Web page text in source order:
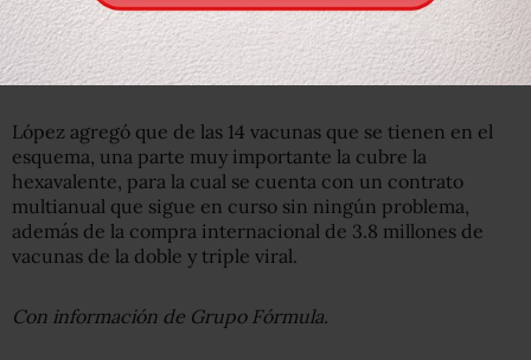
López agregó que de las 14 vacunas que se tienen en el
esquema, una parte muy importante la cubre la
hexavalente, para la cual se cuenta con un contrato
multianual que sigue en curso sin ningún problema,
además de la compra internacional de 3.8 millones de
vacunas de la doble y triple viral.
Con información de Grupo Fórmula.